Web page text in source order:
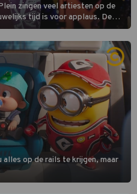
zingen veel artiesten op de
tijd is voor applaus. De
Jannes, René Froger en
zijn hit Zwoele Zomernachten.
op de rails te krijgen, maar